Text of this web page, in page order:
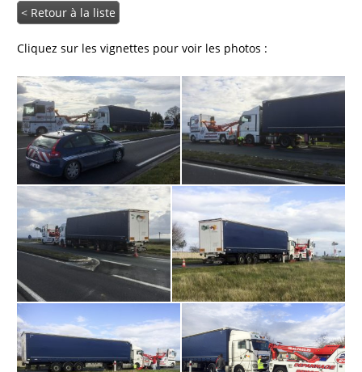
< Retour à la liste
Cliquez sur les vignettes pour voir les photos :